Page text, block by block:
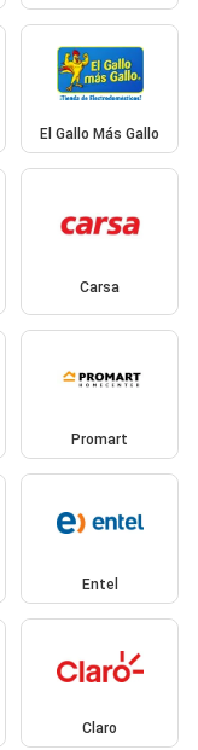
El Gallo Más Gallo
Carsa
Promart
Entel
Claro